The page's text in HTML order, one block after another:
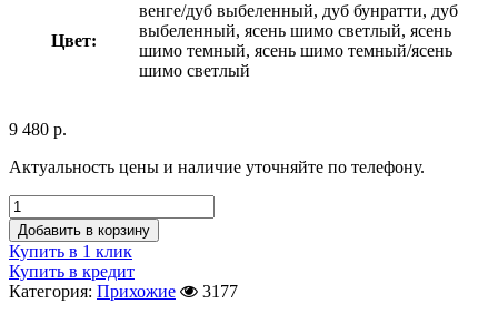
Цвет:
венге/дуб выбеленный, дуб бунратти, дуб
выбеленный, ясень шимо светлый, ясень
шимо темный, ясень шимо темный/ясень
шимо светлый
9 480 р.
Актуальность цены и наличие уточняйте по телефону.
Добавить в корзину
Купить в 1 клик
Купить в кредит
Категория: Прихожие
3177